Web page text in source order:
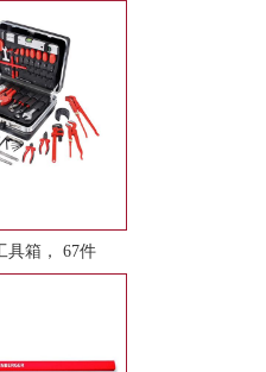
具箱， 67件